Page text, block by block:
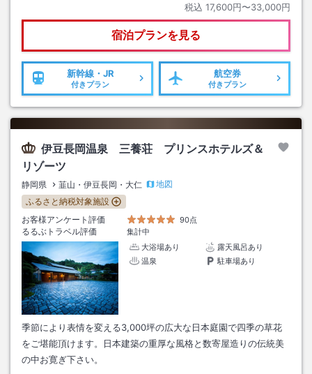
税込 17,600円〜33,000円
宿泊プランを見る
新幹線・JR
付きプラン
航空券
付きプラン
伊豆長岡温泉 三養荘 プリンスホテルズ＆
リゾーツ
静岡県 韮山・伊豆長岡・大仁
地図
ふるさと納税対象施設
お客様アンケート評価
90点
るるぶトラベル評価
集計中
大浴場あり
露天風呂あり
温泉
駐車場あり
季節により表情を変える3,000坪の広大な日本庭園で四季の草花
をご堪能頂けます。日本建築の重厚な風格と数寄屋造りの伝統美
の中お寛ぎ下さい。